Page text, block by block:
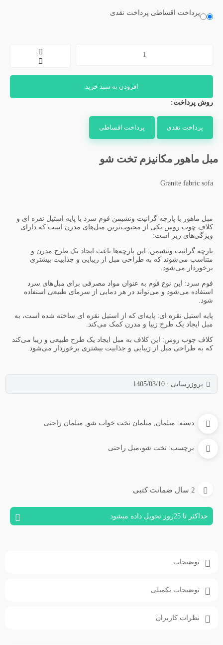
پرداخت اقساطی پرداخت نقدی
افزودن به سبد خرید
روش پرداخت:
پرداخت نقدی پرداخت اقساطی
مبل ماهور مکانیزم تخت شو
Granite fabric sofa
مبل ماهور با پارچه گرانیت ونشیمن فوم سرد با پایه استیل نقره ای و
کلاف چوب روس یکی از محبوب‌ترین مبل‌های مدرن است که دارای
ویژگی‌های زیر است:
پارچه گرانیت ونشیمن: این پارچه‌ها باعث ایجاد یک طرح مدرن و
متناسب می‌شوند که به طراحی مبل از زیبایی و جذابیت بیشتری
برخوردار می‌شود.
فوم سرد: این نوع فوم به عنوان مواد مصرفی برای مبل‌های سرد
استفاده می‌شود و می‌تواند در هر دمایی از سرمای طبیعی استفاده
شود.
پایه استیل نقره ای: پایه‌ای که از استیل نقره ای ساخته شده است، به
مبل ایجاد یک طرح زیبا و مدرن کمک می‌کند.
کلاف چوب روس: این کلاف به مبل ایجاد یک طرح طبیعی و زیبا می‌کند
که به طراحی مبل از زیبایی و جذابیت بیشتری برخوردار می‌شود.
بروزرسانی : 1405/03/10
دسته: مبلمان مبلمان تخت خواب شو مبلمان راحتی
برچسب: تخت شو،مبل راحتی
2 سال ضمانت کتبی
حداکثر تا 25روز تحویل داده میشود
توضیحات
توضیحات تکمیلی
نظرات کاربران